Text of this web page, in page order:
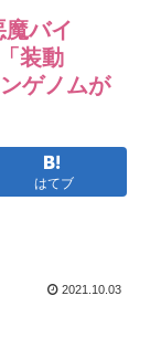
バイ
装動
ゲノムが
はてブ
2021.10.03